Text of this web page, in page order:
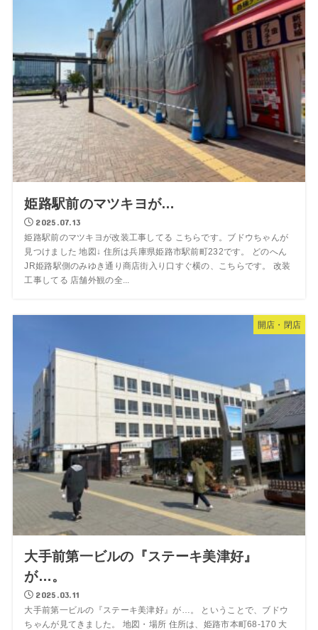
姫路駅前のマツキヨが…
2025.07.13
姫路駅前のマツキヨが改装工事してる こちらです。ブドウちゃんが
見つけました 地図↓ 住所は兵庫県姫路市駅前町232です。 どのへん
JR姫路駅側のみゆき通り商店街入り口すぐ横の、こちらです。 改装
工事してる 店舗外観の全...
開店・閉店
大手前第一ビルの『ステーキ美津好』
が…。
2025.03.11
大手前第一ビルの『ステーキ美津好』が…。 ということで、ブドウ
ちゃんが見てきました。 地図・場所 住所は、姫路市本町68-170 大